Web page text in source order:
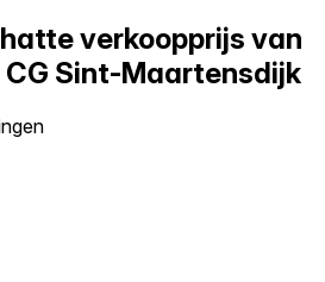
verkoopprijs van
Sint-Maartensdijk